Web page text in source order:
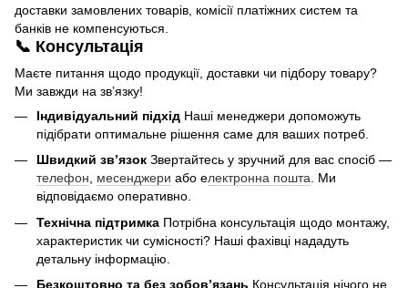
доставки замовлених товарів, комісії платіжних систем та
банків не компенсуються.
📞 Консультація
Маєте питання щодо продукції, доставки чи підбору товару?
Ми завжди на зв’язку!
Індивідуальний підхід Наші менеджери допоможуть
підібрати оптимальне рішення саме для ваших потреб.
Швидкий зв’язок Звертайтесь у зручний для вас спосіб —
телефон, месенджери або електронна пошта. Ми
відповідаємо оперативно.
Технічна підтримка Потрібна консультація щодо монтажу,
характеристик чи сумісності? Наші фахівці нададуть
детальну інформацію.
Безкоштовно та без зобов’язань Консультація нічого не